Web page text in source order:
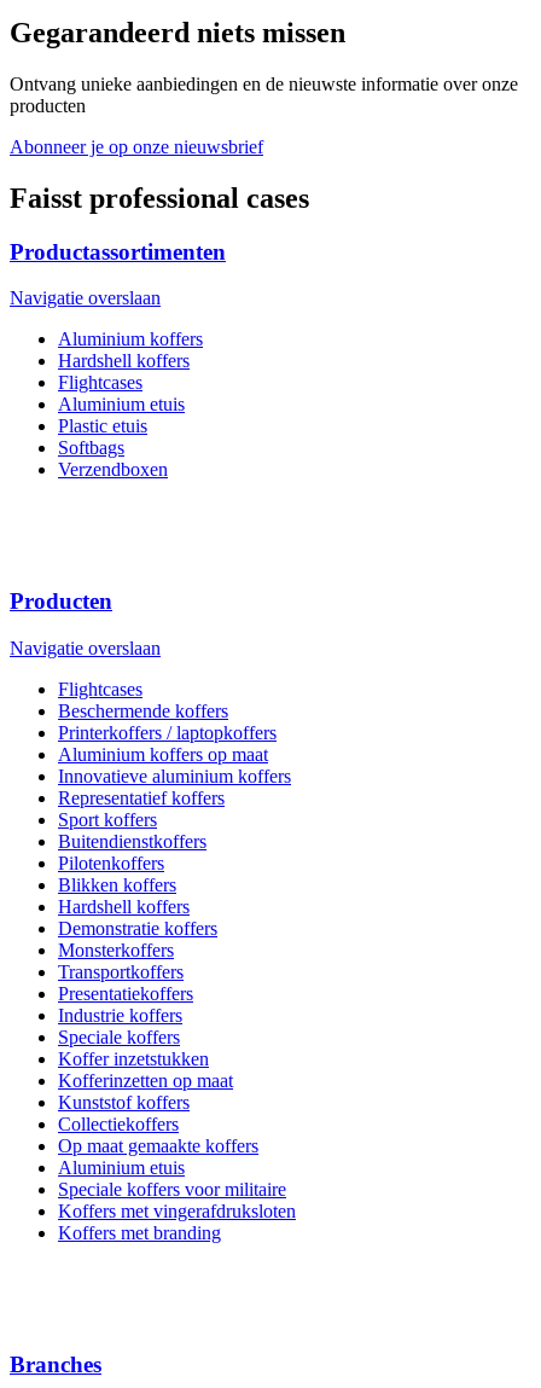
Gegarandeerd niets missen
Ontvang unieke aanbiedingen en de nieuwste informatie over onze
producten
Abonneer je op onze nieuwsbrief
Faisst professional cases
Productassortimenten
Navigatie overslaan
Aluminium koffers
Hardshell koffers
Flightcases
Aluminium etuis
Plastic etuis
Softbags
Verzendboxen
Producten
Navigatie overslaan
Flightcases
Beschermende koffers
Printerkoffers / laptopkoffers
Aluminium koffers op maat
Innovatieve aluminium koffers
Representatief koffers
Sport koffers
Buitendienstkoffers
Pilotenkoffers
Blikken koffers
Hardshell koffers
Demonstratie koffers
Monsterkoffers
Transportkoffers
Presentatiekoffers
Industrie koffers
Speciale koffers
Koffer inzetstukken
Kofferinzetten op maat
Kunststof koffers
Collectiekoffers
Op maat gemaakte koffers
Aluminium etuis
Speciale koffers voor militaire
Koffers met vingerafdruksloten
Koffers met branding
Branches